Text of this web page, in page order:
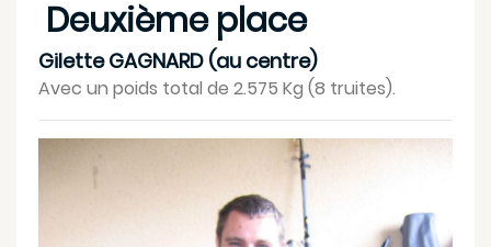
Deuxième place
Gilette GAGNARD (au centre)
Avec un poids total de 2.575 Kg (8 truites).